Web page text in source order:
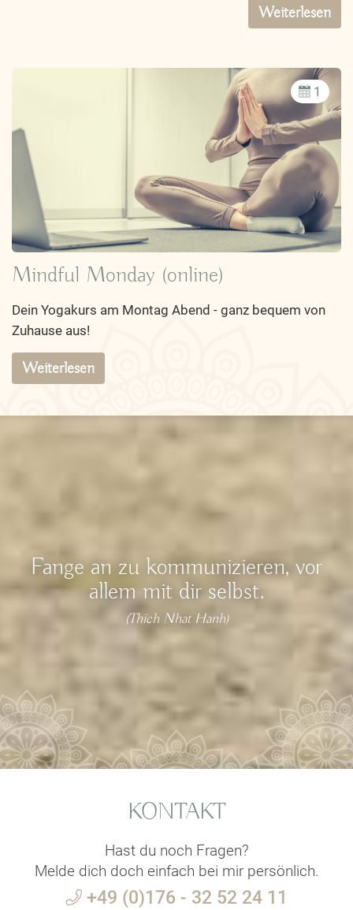
Weiterlesen
1
Mindful Monday (online)
Dein Yogakurs am Montag Abend - ganz bequem von
Zuhause aus!
Weiterlesen
Fange an zu kommunizieren, vor
allem mit dir selbst.
(Thich Nhat Hanh)
KONTAKT
Hast du noch Fragen?
Melde dich doch einfach bei mir persönlich.
+49 (0)176 - 32 52 24 11